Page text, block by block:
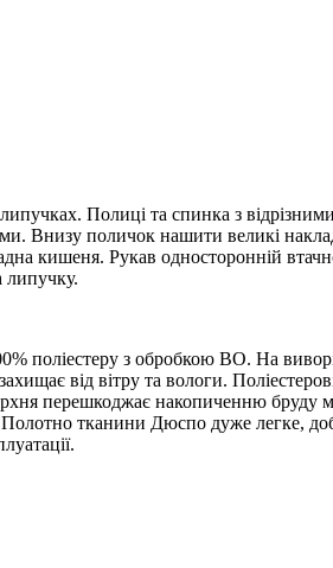
Полиці та спинка з
Внизу поличок нашити великі
кишеня. Рукав односторонній
липучку.
поліестеру з обробкою ВО. На
від вітру та вологи.
перешкоджає накопиченню
тканини Дюспо дуже легке,